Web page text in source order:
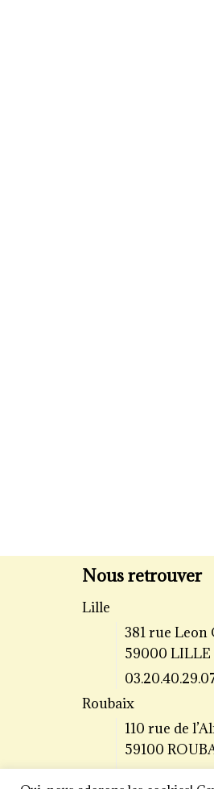
Nous retrouver
Lille
381 rue Leon
59000 LILLE
Roubaix
110 rue de
59100
03.20.70.64.43